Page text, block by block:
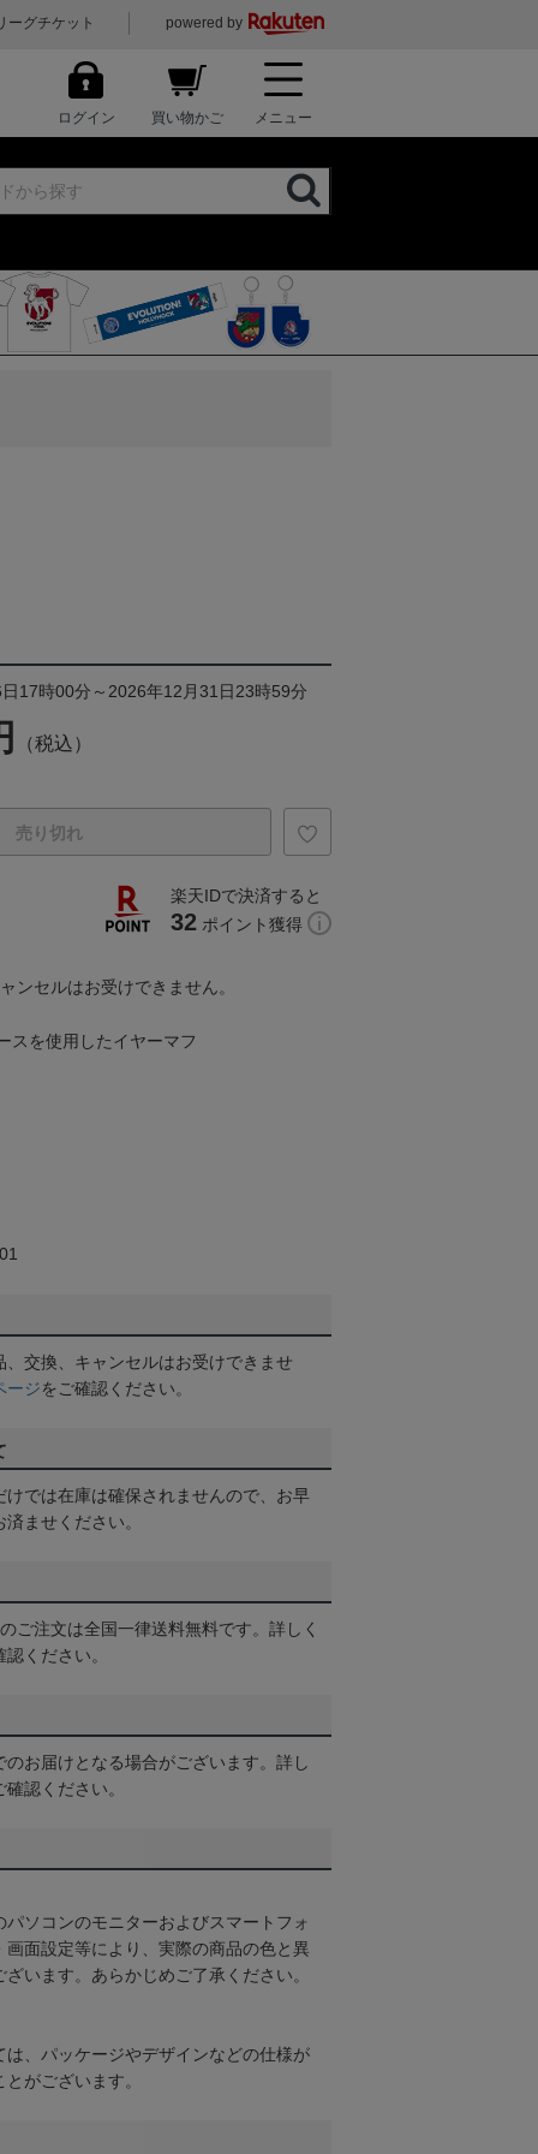
ーグチケット powered by
ログイン 買い物かご メニュー
17時00分～2026年12月31日23時59分
（税込）
売り切れ
楽天IDで決済すると
32 ポイント獲得
ンセルはお受けできません。
スを使用したイヤーマフ
交換、キャンセルはお受けできませ
ージをご確認ください。
けでは在庫は確保されませんので、お早
ませください。
ご注文は全国一律送料無料です。詳しく
認ください。
お届けとなる場合がございます。詳し
確認ください。
ソコンのモニターおよびスマートフォ
画面設定等により、実際の商品の色と異
います。あらかじめご了承ください。
は、パッケージやデザインなどの仕様が
がございます。